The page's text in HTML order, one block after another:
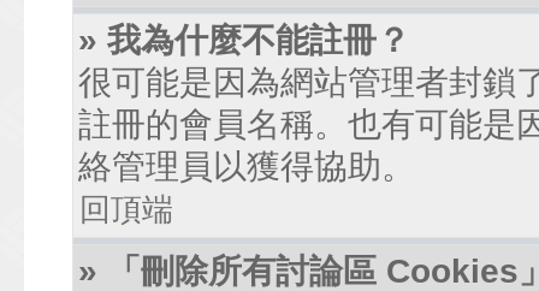
» 我為什麼不能註冊？
很可能是因為網站管理者封鎖
註冊的會員名稱。也有可能是
絡管理員以獲得協助。
回頂端
» 「刪除所有討論區 Cookies